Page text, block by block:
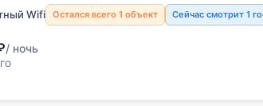
Wifi Остался всего 1 объект Сейчас смотрит 1
/ ночь